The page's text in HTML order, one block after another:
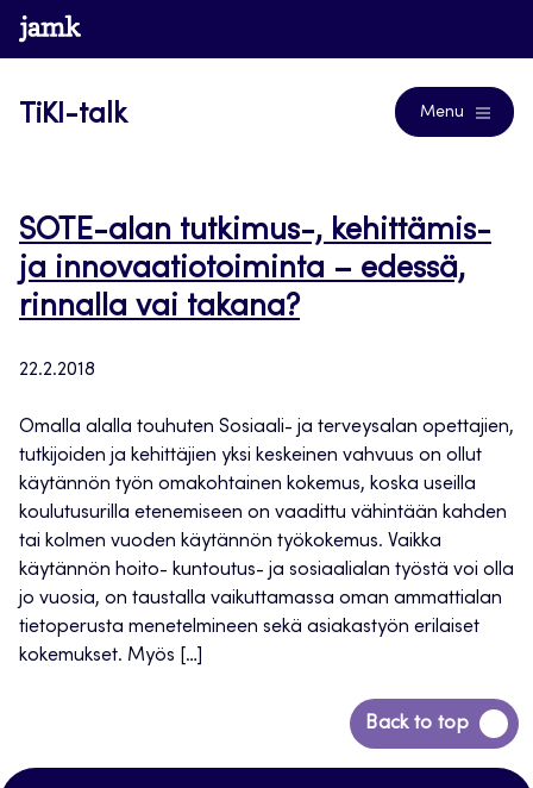
Siirry
suoraan
www.jamk.fi
TiKI-talk Menu
SOTE-alan tutkimus-, kehittämis-
ja innovaatiotoiminta – edessä,
rinnalla vai takana?
22.2.2018
Omalla alalla touhuten Sosiaali- ja terveysalan opettajien,
tutkijoiden ja kehittäjien yksi keskeinen vahvuus on ollut
käytännön työn omakohtainen kokemus, koska useilla
koulutusurilla etenemiseen on vaadittu vähintään kahden
tai kolmen vuoden käytännön työkokemus. Vaikka
käytännön hoito- kuntoutus- ja sosiaalialan työstä voi olla
jo vuosia, on taustalla vaikuttamassa oman ammattialan
tietoperusta menetelmineen sekä asiakastyön erilaiset
kokemukset. Myös […]
Back to top
Siirry
takaisin